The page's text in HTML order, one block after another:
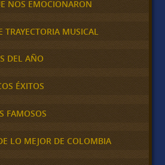
NOS EMOCIONARON
TRAYECTORIA MUSICAL
DEL AÑO
ÉXITOS
FAMOSOS
LO MEJOR DE COLOMBIA